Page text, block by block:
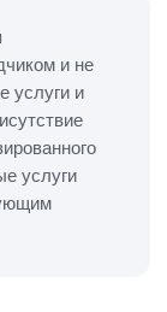
и не
услуги и
услуги